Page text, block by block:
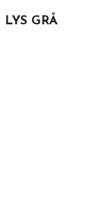
LYS GRÅ